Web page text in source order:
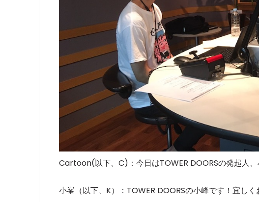
Cartoon(以下、C)：今日はTOWER DOORSの発起人、
小峯（以下、K）：TOWER DOORSの小峰です！宜しく